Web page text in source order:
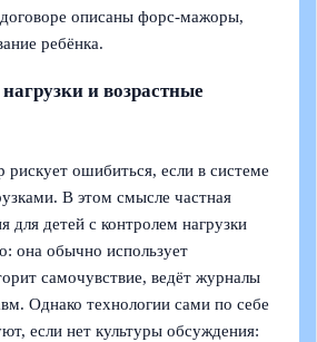
договоре описаны форс-мажоры,
ребёнка.
и возрастные
ошибиться, если в системе
В этом смысле частная
для детей с контролем нагрузки
она обычно использует
самочувствие, ведёт журналы
Однако технологии сами по себе
если нет культуры обсуждения: